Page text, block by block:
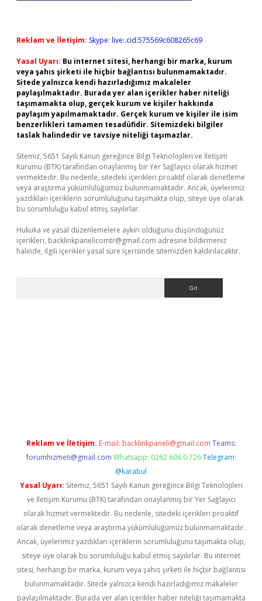
Reklam ve İletişim: Skype: live:.cid.575569c608265c69
Yasal Uyarı: Bu internet sitesi, herhangi bir marka, kurum
veya şahıs şirketi ile hiçbir bağlantısı bulunmamaktadır.
Sitede yalnızca kendi hazırladığımız makaleler
paylaşılmaktadır. Burada yer alan içerikler haber niteliği
taşımamakta olup, gerçek kurum ve kişiler hakkında
paylaşım yapılmamaktadır. Gerçek kurum ve kişiler ile isim
benzerlikleri tamamen tesadüfidir. Sitemizdeki bilgiler
taslak halindedir ve tavsiye niteliği taşımazlar.
Sitemiz, 5651 Sayılı Kanun gereğince Bilgi Teknolojileri ve İletişim
Kurumu (BTK) tarafından onaylanmış bir Yer Sağlayıcı olarak hizmet
vermektedir. Bu nedenle, sitedeki içerikleri proaktif olarak denetleme
veya araştırma yükümlülüğümüz bulunmamaktadır. Ancak, üyelerimiz
yazdıkları içeriklerin sorumluluğunu taşımakta olup, siteye üye olarak
bu sorumluluğu kabul etmiş sayılırlar.
Hukuka ve yasal düzenlemelere aykırı olduğunu düşündüğünüz
içerikleri, backlinkpanelicomtr@gmail.com adresine bildirmeniz
halinde, ilgili içerikler yasal süre içerisinde sitemizden kaldırılacaktır.
Reklam ve İletişim: E-mail: backlinkpaneli@gmail.com Teams:
forumhizmeti@gmail.com Whatsapp: 0262 606 0 726 Telegram:
@karabul
Yasal Uyarı: Sitemiz, 5651 Sayılı Kanun gereğince Bilgi Teknolojileri
ve İletişim Kurumu (BTK) tarafından onaylanmış bir Yer Sağlayıcı
olarak hizmet vermektedir. Bu nedenle, sitedeki içerikleri proaktif
olarak denetleme veya araştırma yükümlülüğümüz bulunmamaktadır.
Ancak, üyelerimiz yazdıkları içeriklerin sorumluluğunu taşımakta olup,
siteye üye olarak bu sorumluluğu kabul etmiş sayılırlar. Bu internet
sitesi, herhangi bir marka, kurum veya şahıs şirketi ile hiçbir bağlantısı
bulunmamaktadır. Sitede yalnızca kendi hazırladığımız makaleler
paylaşılmaktadır. Burada yer alan içerikler haber niteliği taşımamakta